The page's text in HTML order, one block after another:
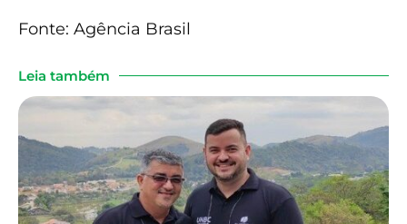
Fonte: Agência Brasil
Leia também